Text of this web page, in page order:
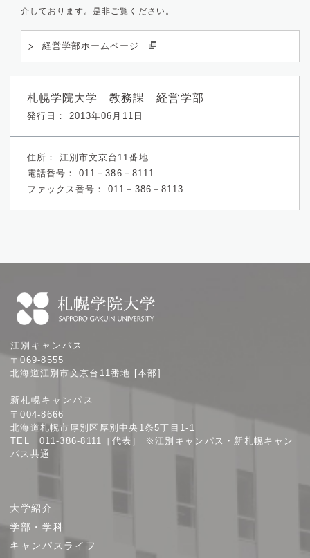
介しております。是非ご覧ください。
経営学部ホームページ
発行日： 2013年06月11日
札幌学院大学 教務課 経営学部
住所：
江別市文京台11番地
電話番号：
011－386－8111
ファックス番号：
011－386－8113
幌
学
大
学
江別キャンパス
〒069-8555
北海道江別市文京台11番地 [本部]
新札幌キャンパス
〒004-8666
北海道札幌市厚別区厚別中央1条5丁目1-1
TEL 011-386-8111［代表］ ※江別キャンパス・新札幌キャン
パス共通
ト
大学紹介
学部・学科
キャンパスライフ